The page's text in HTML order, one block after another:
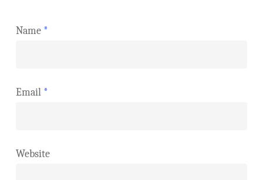
Name *
Email *
Website